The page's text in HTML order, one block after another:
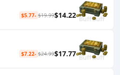
$14.22
$19.99
-$5.77
$17.77
$24.99
-$7.22